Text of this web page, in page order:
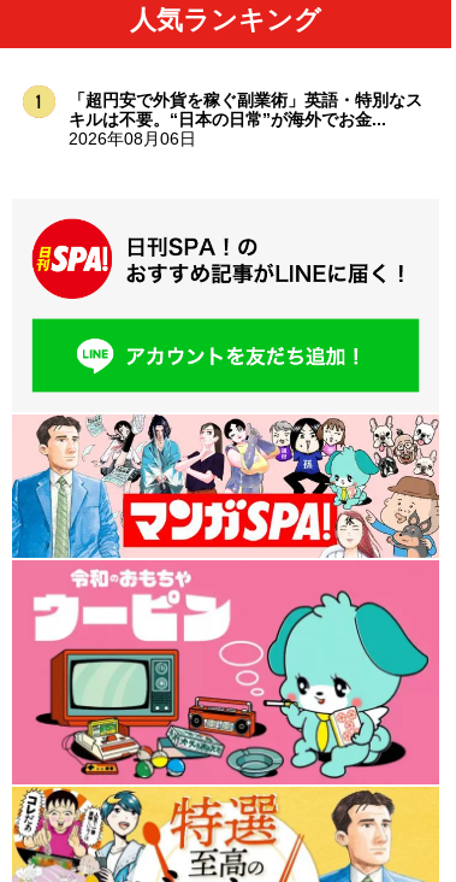
人気ランキング
「超円安で外貨を稼ぐ副業術」英語・特別なス
キルは不要。“日本の日常”が海外でお金...
2026年08月06日